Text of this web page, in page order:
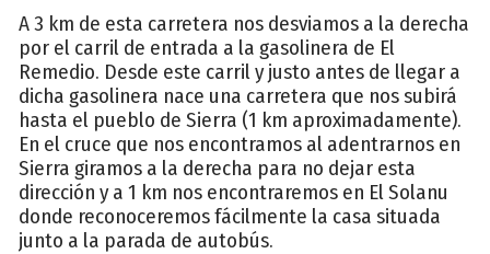
A 3 km de esta carretera nos desviamos a la derecha
por el carril de entrada a la gasolinera de El
Remedio. Desde este carril y justo antes de llegar a
dicha gasolinera nace una carretera que nos subirá
hasta el pueblo de Sierra (1 km aproximadamente).
En el cruce que nos encontramos al adentrarnos en
Sierra giramos a la derecha para no dejar esta
dirección y a 1 km nos encontraremos en El Solanu
donde reconoceremos fácilmente la casa situada
junto a la parada de autobús.